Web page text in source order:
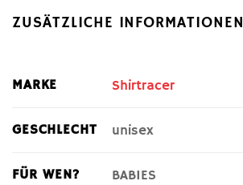
ZUSÄTZLICHE INFORMATIONEN
MARKE Shirtracer
GESCHLECHT unisex
FÜR WEN? BABIES